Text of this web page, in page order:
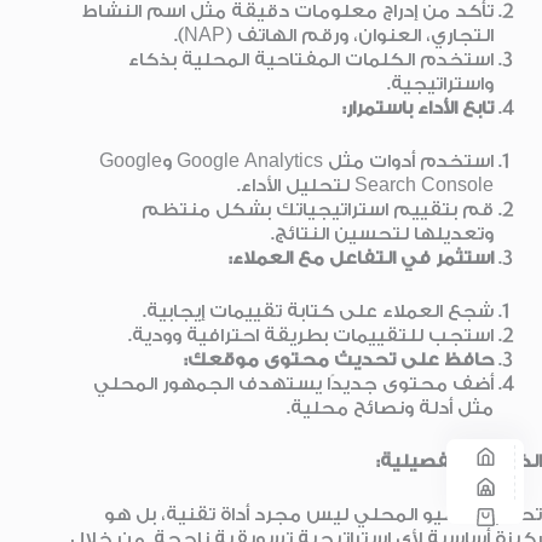
تأكد من إدراج معلومات دقيقة مثل اسم النشاط
التجاري، العنوان، ورقم الهاتف (NAP).
استخدم الكلمات المفتاحية المحلية بذكاء
واستراتيجية.
تابع الأداء باستمرار:
استخدم أدوات مثل Google Analytics وGoogle
Search Console لتحليل الأداء.
قم بتقييم استراتيجياتك بشكل منتظم
وتعديلها لتحسين النتائج.
استثمر في التفاعل مع العملاء:
شجع العملاء على كتابة تقييمات إيجابية.
استجب للتقييمات بطريقة احترافية وودية.
حافظ على تحديث محتوى موقعك:
أضف محتوى جديدًا يستهدف الجمهور المحلي
مثل أدلة ونصائح محلية.
الخلاصة التفصيلية:
تحسين السيو المحلي ليس مجرد أداة تقنية، بل هو